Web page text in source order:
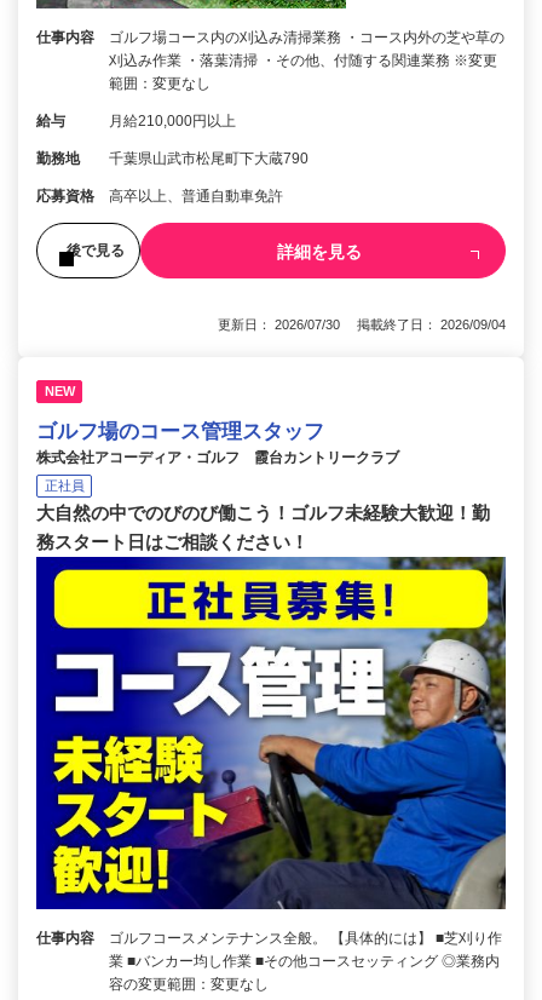
仕事内容
ゴルフ場コース内の刈込み清掃業務 ・コース内外の芝や草の
刈込み作業 ・落葉清掃 ・その他、付随する関連業務 ※変更
範囲：変更なし
給与 月給210,000円以上
勤務地 千葉県山武市松尾町下大蔵790
応募資格 高卒以上、普通自動車免許
後で見る 詳細を見る
更新日： 2026/07/30 掲載終了日： 2026/09/04
NEW
ゴルフ場のコース管理スタッフ
株式会社アコーディア・ゴルフ 霞台カントリークラブ
正社員
大自然の中でのびのび働こう！ゴルフ未経験大歓迎！勤
務スタート日はご相談ください！
仕事内容
ゴルフコースメンテナンス全般。 【具体的には】 ■芝刈り作
業 ■バンカー均し作業 ■その他コースセッティング ◎業務内
容の変更範囲：変更なし